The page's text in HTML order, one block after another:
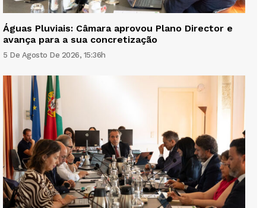
Águas Pluviais: Câmara aprovou Plano Director e
avança para a sua concretização
5 De Agosto De 2026, 15:36h